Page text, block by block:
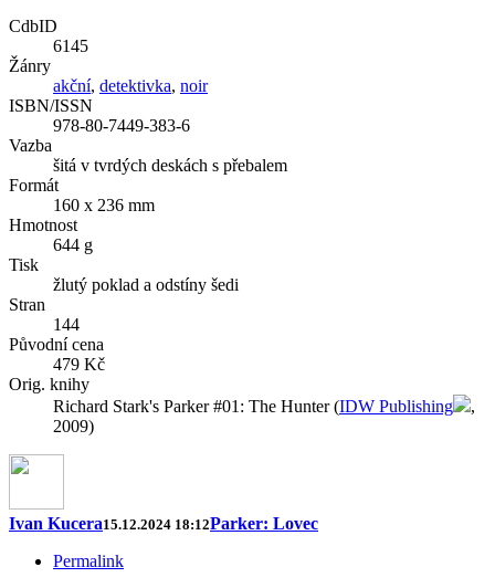
CdbID
6145
Žánry
akční, detektivka, noir
ISBN/ISSN
978-80-7449-383-6
Vazba
šitá v tvrdých deskách s přebalem
Formát
160 x 236 mm
Hmotnost
644 g
Tisk
žlutý poklad a odstíny šedi
Stran
144
Původní cena
479 Kč
Orig. knihy
Richard Stark's Parker #01: The Hunter (IDW Publishing
,
2009)
Ivan Kucera15.12.2024 18:12Parker: Lovec
Permalink